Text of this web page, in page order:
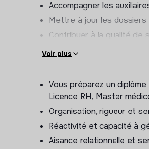
Accompagner les
Mettre à jour les
Contribuer à la qualité de
Environnement de travail
Formation
Voir plus
Vous préparez un
Licence RH, Master
Organisation, rigueur et
Réactivité et capacité à
Aisance relationnelle et